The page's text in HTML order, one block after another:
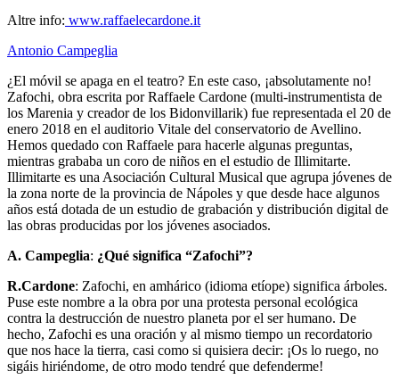
Altre info: www.raffaelecardone.it
Antonio Campeglia
¿El móvil se apaga en el teatro? En este caso, ¡absolutamente no!
Zafochi, obra escrita por Raffaele Cardone (multi-instrumentista de
los Marenia y creador de los Bidonvillarik) fue representada el 20 de
enero 2018 en el auditorio Vitale del conservatorio de Avellino.
Hemos quedado con Raffaele para hacerle algunas preguntas,
mientras grababa un coro de niños en el estudio de Illimitarte.
Illimitarte es una Asociación Cultural Musical que agrupa jóvenes de
la zona norte de la provincia de Nápoles y que desde hace algunos
años está dotada de un estudio de grabación y distribución digital de
las obras producidas por los jóvenes asociados.
A. Campeglia: ¿Qué significa “Zafochi”?
R.Cardone: Zafochi, en amhárico (idioma etíope) significa árboles.
Puse este nombre a la obra por una protesta personal ecológica
contra la destrucción de nuestro planeta por el ser humano. De
hecho, Zafochi es una oración y al mismo tiempo un recordatorio
que nos hace la tierra, casi como si quisiera decir: ¡Os lo ruego, no
sigáis hiriéndome, de otro modo tendré que defenderme!